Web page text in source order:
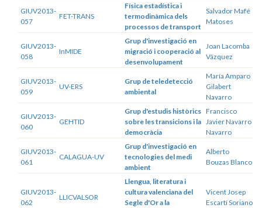
GIUV2013-
057
FET-TRANS
Física estadística i
termodinàmica dels
processos de transport
Salvador Mafé
Matoses
GIUV2013-
058
InMIDE
Grup d'investigació en
migració i cooperació al
desenvolupament
Joan Lacomba
Vázquez
GIUV2013-
059
UV-ERS
Grup de teledetecció
ambiental
María Amparo
Gilabert
Navarro
GIUV2013-
060
GEHTID
Grup d'estudis històrics
sobre les transicions i la
democràcia
Francisco
Javier Navarro
Navarro
GIUV2013-
061
CALAGUA-UV
Grup d'investigació en
tecnologies del medi
ambient
Alberto
Bouzas Blanco
GIUV2013-
062
LLICVALSOR
Llengua, literatura i
cultura valenciana del
Segle d'Or a la
Vicent Josep
Escartí Soriano